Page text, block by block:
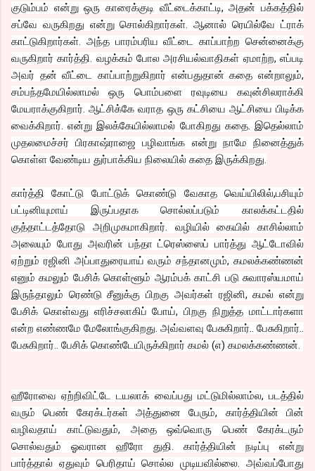
குடும்பம் என்று ஒரு காரைக்குடி வீட்டைக்காட்டி, அதன் பக்கத்தில்
சப்வே வருகிறது என்று சொல்கிறார்கள். ஆனால் ரெயில்வே ட்ராக்
காட்டுகிறார்கள். அந்த பாரம்பரிய வீட்டை காப்பாற்ற சென்னைக்கு
வருகிறார் கார்த்தி. வழக்கம் போல அரசியல்வாதிகள் ஏமாற்ற, எப்படி
அவர் தன் வீட்டை காப்பாற்றுகிறார் என்பதுதான் கதை என்றாலும்,
சம்பந்தமேயில்லாமல் ஒரு பொம்பளை ரவுடியை கவுன்சிலராக்கி
மேயராக்குகிறார். ஆட்சிக்கே வராத ஒரு கட்சியை ஆட்சியை பிடிக்க
வைக்கிறார். என்று இலக்கேயில்லாமல் போகிறது கதை. இதெல்லாம்
முதலமைச்சர் பிரகாஷ்ராஜை பழிவாங்க என்று நாமே நினைத்துக்
கொள்ள வேண்டிய துர்பாக்கிய நிலையில் கதை இருக்கிறது.
கார்த்தி கோட்டு போட்டுக் கொண்டு வேகாத வெய்யிலில்,பசியும்
பட்டினியுமாய் இருப்பதாக சொல்லப்படும் காலக்கட்டதில்
குத்தாட்டத்தோடு அறிமுகமாகிறார். வழியில் கையில் காசில்லாம்
அலையும் போது அவரின் பந்தா ட்ரெஸ்ஸைப் பார்த்து ஆட்டோவில்
ஏற்றும் ரஜினி அப்பாதுரையாய் வரும் சந்தானமும், கமலக்கண்ணன்
எனும் கமலும் பேசிக் கொள்ளூம் ஆரம்பக் காட்சி படு சுவாரஸ்யமாய்
இருந்தாலும் ரெண்டு சீனுக்கு பிறகு அவர்கள் ரஜினி, கமல் என்று
பேசிக் கொள்வது எரிச்சலாகிப் போய், பிறகு நிறுத்த மாட்டார்களா
என்ற எண்ணமே மேலோங்குகிறது. அவ்வளவு பேசுகிறார்.. பேசுகிறார்..
பேசுகிறார்.. பேசிக் கொண்டேயிருக்கிறார் கமல் (எ) கமலக்கண்ணன்.
ஹீரோவை ஏற்றிவிட்டே டயலாக் வைப்பது மட்டுமில்லாம்ல, படத்தில்
வரும் பெண் கேரக்டர்கள் அத்துனை பேரும், கார்த்தியின் பின்
வழிவதாய் காட்டுவதும், அதை ஒவ்வொரு பெண் கேரக்டரும்
சொல்வதும் ஓவரான ஹீரோ துதி. கார்த்தியின் நடிப்பு என்று
பார்த்தால் ஏதுவும் பெரிதாய் சொல்ல முடியவில்லை. அவ்வப்போது